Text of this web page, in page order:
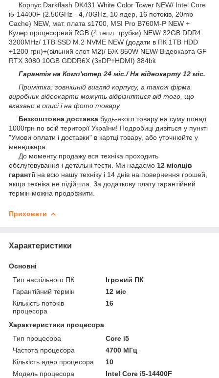
Корпус Darkflash DK431 White Color Tower NEW/ Intel Core
i5-14400F (2.50GHz - 4,70GHz, 10 ядер, 16 потоків, 20mb
Cache) NEW, мат. плата s1700, MSI Pro B760M-P NEW +
Кулер процесорний RGB (4 тепл. трубки) NEW/ 32GB DDR4
3200MHz/ 1TB SSD M.2 NVME NEW (додати в ПК 1TB HDD
+1200 грн)+(вільний слот М2)/ БЖ 850W NEW/ Відеокарта GF
RTX 3080 10GB GDDR6X (3хDP+HDMI) 384bit
Гарантія на Комп'ютер 24 міс./ На відеокарту 12 міс.
Примітка: зовнішній вигляд корпусу, а також фірма
виробник відеокарти можуть відрізнятися від того, що
вказано в описі і на фото товару.
Безкоштовна доставка будь-якого товару на суму понад
1000грн по всій території України! Подробиці дивіться у пункті
"Умови оплати і доставки" в картці товару, або уточнюйте у
менеджера.
До моменту продажу вся техніка проходить
обслуговування і детальні тести. Ми надаємо 12 місяців
гарантіїна всю нашу техніку і 14 днів на повернення грошей,
якщо техніка не підійшла. За додаткову плату гарантійний
термін можна продовжити.
Приховати
Характеристики
Основні
Тип настільного ПК
Ігровий ПК
Гарантійний термін
12 міс
Кількість потоків
процесора
16
Характеристики процесора
Тип процесора
Core i5
Частота процесора
4700 МГц
Кількість ядер процесора
10
Модель процесора
Intel Core i5-14400F